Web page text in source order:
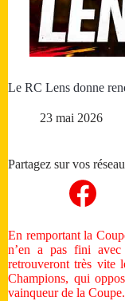
Le RC Lens donne
23 mai 2026
Partagez sur vos
En remportant la
n’en a pas fini avec
retrouveront très vite
Champions, qui
vainqueur de la Coupe.